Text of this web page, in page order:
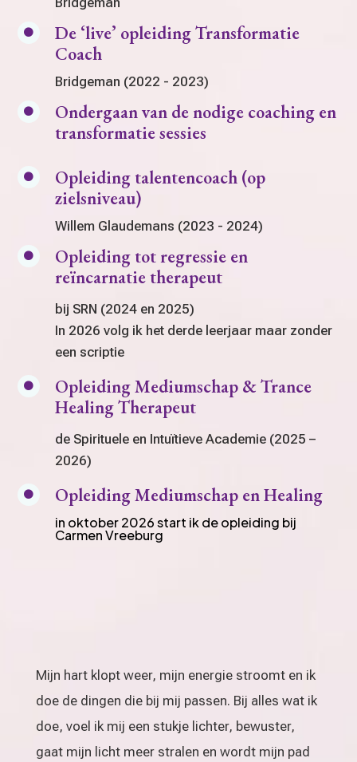

De ‘live’ opleiding Transformatie
Coach
Bridgeman (2022 - 2023)

Ondergaan van de nodige coaching en
transformatie sessies

Opleiding talentencoach (op
zielsniveau)
Willem Glaudemans (2023 - 2024)

Opleiding tot regressie en
reïncarnatie therapeut
bij SRN (2024 en 2025)
In 2026 volg ik het derde leerjaar maar zonder
een scriptie

Opleiding Mediumschap & Trance
Healing Therapeut
de Spirituele en Intuïtieve Academie (2025 –
2026)
 Opleiding Mediumschap en Healing
in oktober 2026 start ik de opleiding bij
Carmen Vreeburg
Mijn hart klopt weer, mijn energie stroomt en ik
doe de dingen die bij mij passen. Bij alles wat ik
doe, voel ik mij een stukje lichter, bewuster,
gaat mijn licht meer stralen en wordt mijn pad